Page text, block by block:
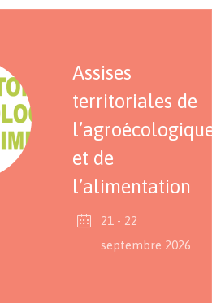
Assises
territoriales de
et de
l’alimentation
21 - 22
septembre 2026